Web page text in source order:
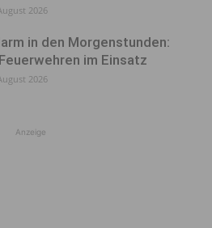
2026
in den Morgenstunden:
im Einsatz
2026
Anzeige